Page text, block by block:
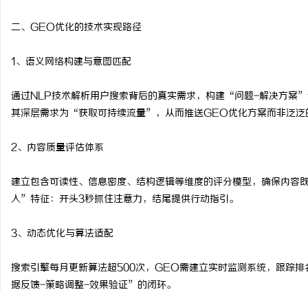
二、GEO优化的技术实现路径
1、语义网络构建与意图匹配
通过NLP技术解析用户搜索背后的真实需求，构建“问题-解决方
其深层需求为“获取可持续流量”，从而推送GEO优化方案而非泛
2、内容质量评估体系
建立包含可读性、信息密度、结构逻辑等维度的评分模型，确保内
入”特征：开头3秒抓住注意力，结尾提供行动指引。
3、动态优化与算法适配
搜索引擎每月更新算法超500次，GEO需建立实时监测系统，跟踪
据反馈-策略调整-效果验证”的闭环。